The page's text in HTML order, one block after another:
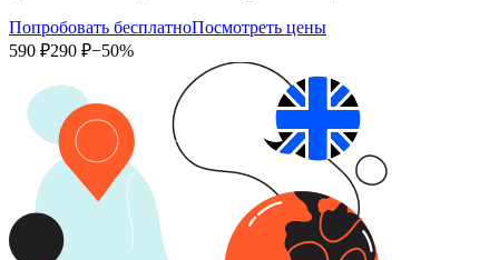
Попробовать бесплатноПосмотреть цены
590 ₽290 ₽−50%